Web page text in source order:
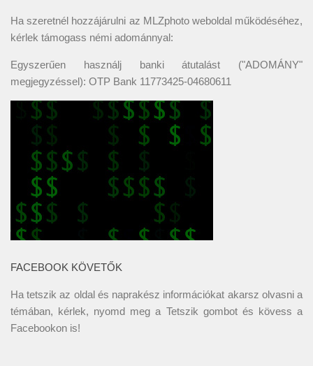
Ha szeretnél hozzájárulni az MLZphoto weboldal működéséhez,
kérlek támogass némi adománnyal:
Egyszerűen használj banki átutalást ("ADOMÁNY"
megjegyzéssel): OTP Bank 11773425-04680611
FACEBOOK KÖVETŐK
Ha tetszik az oldal és naprakész információkat akarsz olvasni a
témában, kérlek, nyomd meg a Tetszik gombot és kövess a
Facebookon is!